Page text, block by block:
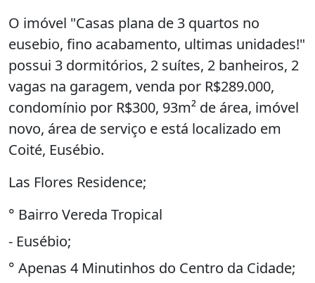
O imóvel "Casas plana de 3 quartos no
eusebio, fino acabamento, ultimas unidades!"
possui 3 dormitórios, 2 suítes, 2 banheiros, 2
vagas na garagem, venda por R$289.000,
condomínio por R$300, 93m² de área, imóvel
novo, área de serviço e está localizado em
Coité, Eusébio.
Las Flores Residence;
° Bairro Vereda Tropical
- Eusébio;
° Apenas 4 Minutinhos do Centro da Cidade;